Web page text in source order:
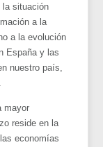
la situación
a la
a la evolución
España y las
nuestro país,
mayor
reside en la
economías